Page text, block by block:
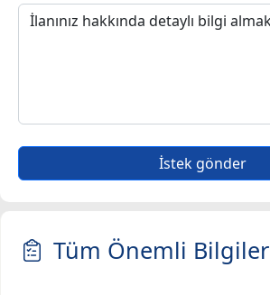
İstek gönder
Tüm Önemli Bilgiler